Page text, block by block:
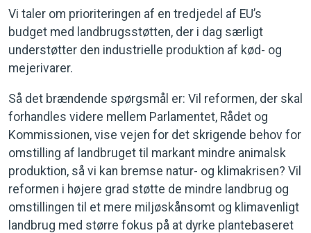
Vi taler om prioriteringen af en tredjedel af EU’s
budget med landbrugsstøtten, der i dag særligt
understøtter den industrielle produktion af kød- og
mejerivarer.
Så det brændende spørgsmål er: Vil reformen, der skal
forhandles videre mellem Parlamentet, Rådet og
Kommissionen, vise vejen for det skrigende behov for
omstilling af landbruget til markant mindre animalsk
produktion, så vi kan bremse natur- og klimakrisen? Vil
reformen i højere grad støtte de mindre landbrug og
omstillingen til et mere miljøskånsomt og klimavenligt
landbrug med større fokus på at dyrke plantebaseret